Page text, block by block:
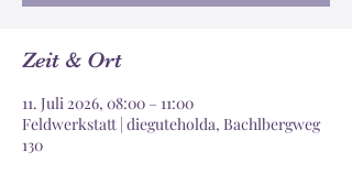
Zeit & Ort
11. Juli 2026, 08:00 – 11:00
Feldwerkstatt | dieguteholda, Bachlbergweg
130